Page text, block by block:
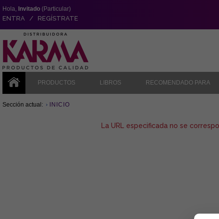
Hola, Invitado (Particular)
ENTRA / REGÍSTRATE
PRODUCTOS LIBROS RECOMENDADO PARA
Sección actual: INICIO
La URL especificada no se